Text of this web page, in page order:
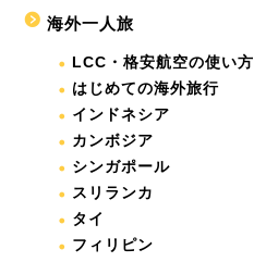
海外一人旅
LCC・格安航空の使い方
はじめての海外旅行
インドネシア
カンボジア
シンガポール
スリランカ
タイ
フィリピン